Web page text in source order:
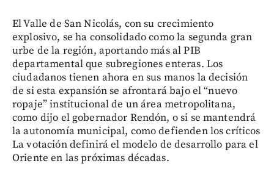
El Valle de San Nicolás, con su crecimiento
explosivo, se ha consolidado como la segunda gran
urbe de la región, aportando más al PIB
departamental que subregiones enteras. Los
ciudadanos tienen ahora en sus manos la decisión
de si esta expansión se afrontará bajo el “nuevo
ropaje” institucional de un área metropolitana,
como dijo el gobernador Rendón, o si se mantendrá
la autonomía municipal, como defienden los críticos
La votación definirá el modelo de desarrollo para el
Oriente en las próximas décadas.